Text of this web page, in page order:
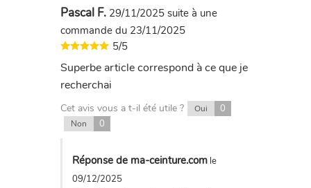
Pascal F. 29/11/2025 suite à une
commande du 23/11/2025
5/5
Superbe article correspond à ce que je
recherchai
Cet avis vous a t-il été utile ? Oui 0
Non 0
Réponse de ma-ceinture.comle
09/12/2025